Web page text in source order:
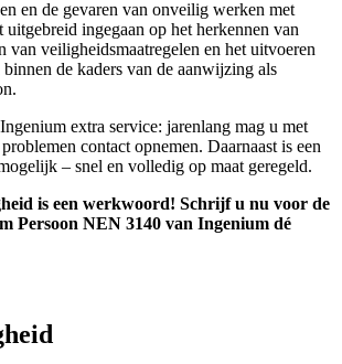
en de gevaren van onveilig werken met
ingegaan op het herkennen van
van veiligheidsmaatregelen en het uitvoeren
de kaders van de aanwijzing als
extra service: jarenlang mag u met
contact opnemen. Daarnaast is een
– snel en volledig op maat geregeld.
is een werkwoord! Schrijf u nu voor de
Persoon NEN 3140 van Ingenium dé